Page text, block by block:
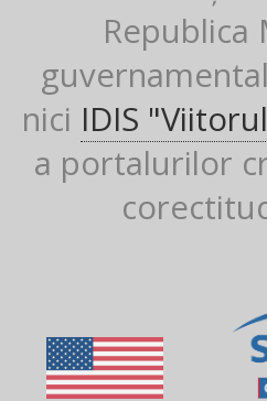
nici IDIS
a portalurilor